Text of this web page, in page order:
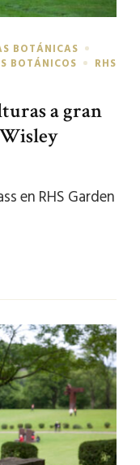
BOTÁNICAS
BOTÁNICOS
RHS
a gran
en RHS Garden